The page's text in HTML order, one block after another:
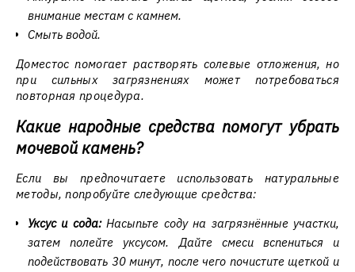
внимание местам с камнем.
Смыть водой.
Доместос помогает растворять солевые отложения, но
при сильных загрязнениях может потребоваться
повторная процедура.
Какие народные средства помогут убрать
мочевой камень?
Если вы предпочитаете использовать натуральные
методы, попробуйте следующие средства:
Уксус и сода:Насыпьте соду на загрязнённые участки,
затем полейте уксусом. Дайте смеси вспениться и
подействовать 30 минут, после чего почистите щеткой и